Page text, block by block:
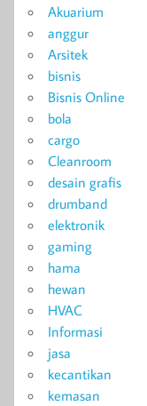
Akuarium
anggur
Arsitek
bisnis
Bisnis Online
bola
cargo
Cleanroom
desain grafis
drumband
elektronik
gaming
hama
hewan
HVAC
Informasi
jasa
kecantikan
kemasan